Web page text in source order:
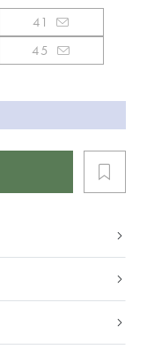
41
45